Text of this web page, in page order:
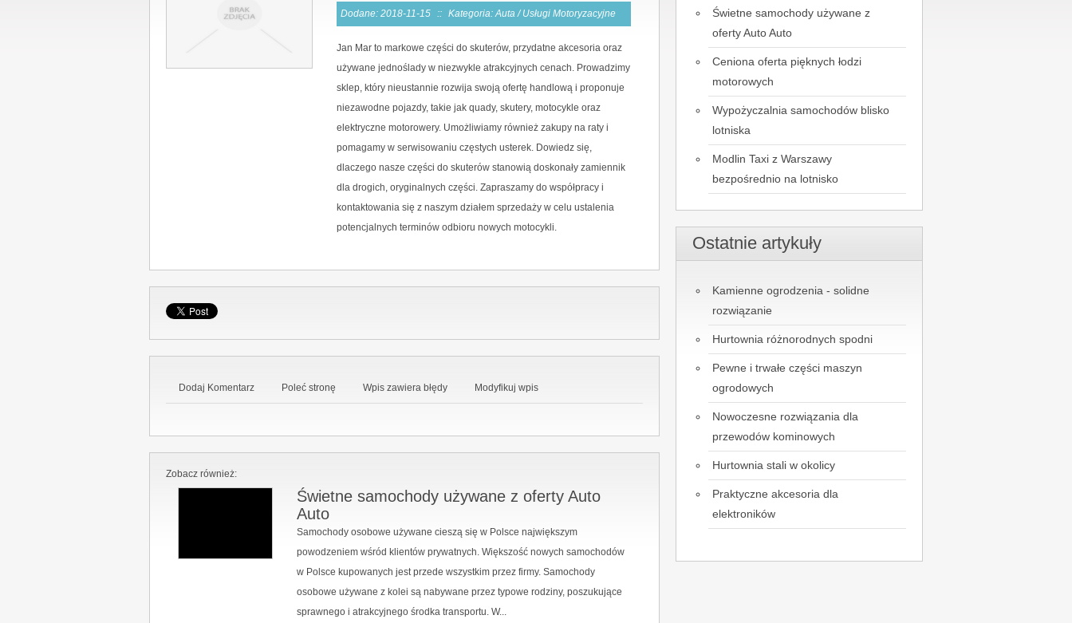
Dodane: 2018-11-15 :: Kategoria: Auta / Usługi Motoryzacyjne
Jan Mar to markowe części do skuterów, przydatne akcesoria oraz
używane jednoślady w niezwykle atrakcyjnych cenach. Prowadzimy
sklep, który nieustannie rozwija swoją ofertę handlową i proponuje
niezawodne pojazdy, takie jak quady, skutery, motocykle oraz
elektryczne motorowery. Umożliwiamy również zakupy na raty i
pomagamy w serwisowaniu częstych usterek. Dowiedz się,
dlaczego nasze części do skuterów stanowią doskonały zamiennik
dla drogich, oryginalnych części. Zapraszamy do współpracy i
kontaktowania się z naszym działem sprzedaży w celu ustalenia
potencjalnych terminów odbioru nowych motocykli.
Dodaj Komentarz Poleć stronę Wpis zawiera błędy Modyfikuj wpis
Zobacz również:
Świetne samochody używane z oferty Auto
Auto
Samochody osobowe używane cieszą się w Polsce największym
powodzeniem wśród klientów prywatnych. Większość nowych samochodów
w Polsce kupowanych jest przede wszystkim przez firmy. Samochody
osobowe używane z kolei są nabywane przez typowe rodziny, poszukujące
sprawnego i atrakcyjnego środka transportu. W...
Świetne samochody używane z
oferty Auto Auto
Ceniona oferta pięknych łodzi
motorowych
Wypożyczalnia samochodów blisko
lotniska
Modlin Taxi z Warszawy
bezpośrednio na lotnisko
Ostatnie artykuły
Kamienne ogrodzenia - solidne
rozwiązanie
Hurtownia różnorodnych spodni
Pewne i trwałe części maszyn
ogrodowych
Nowoczesne rozwiązania dla
przewodów kominowych
Hurtownia stali w okolicy
Praktyczne akcesoria dla
elektroników